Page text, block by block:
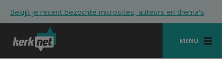
Bekijk je recent bezochte microsites, auteurs en thema's
MENU